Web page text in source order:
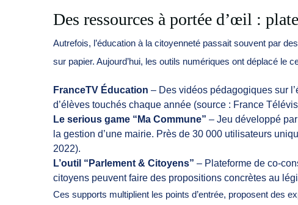
Des ressources à portée d’œil :
Autrefois, l’éducation à la citoyenneté passait souvent par
sur papier. Aujourd’hui, les outils numériques ont déplacé le
FranceTV Éducation – Des vidéos pédagogiques sur
d’élèves touchés chaque année (source : France
Le serious game “Ma Commune” – Jeu développé
la gestion d’une mairie. Près de 30 000 utilisateurs
2022).
L’outil “Parlement & Citoyens” – Plateforme de co-
citoyens peuvent faire des propositions concrètes au
Ces supports multiplient les points d’entrée, proposent des